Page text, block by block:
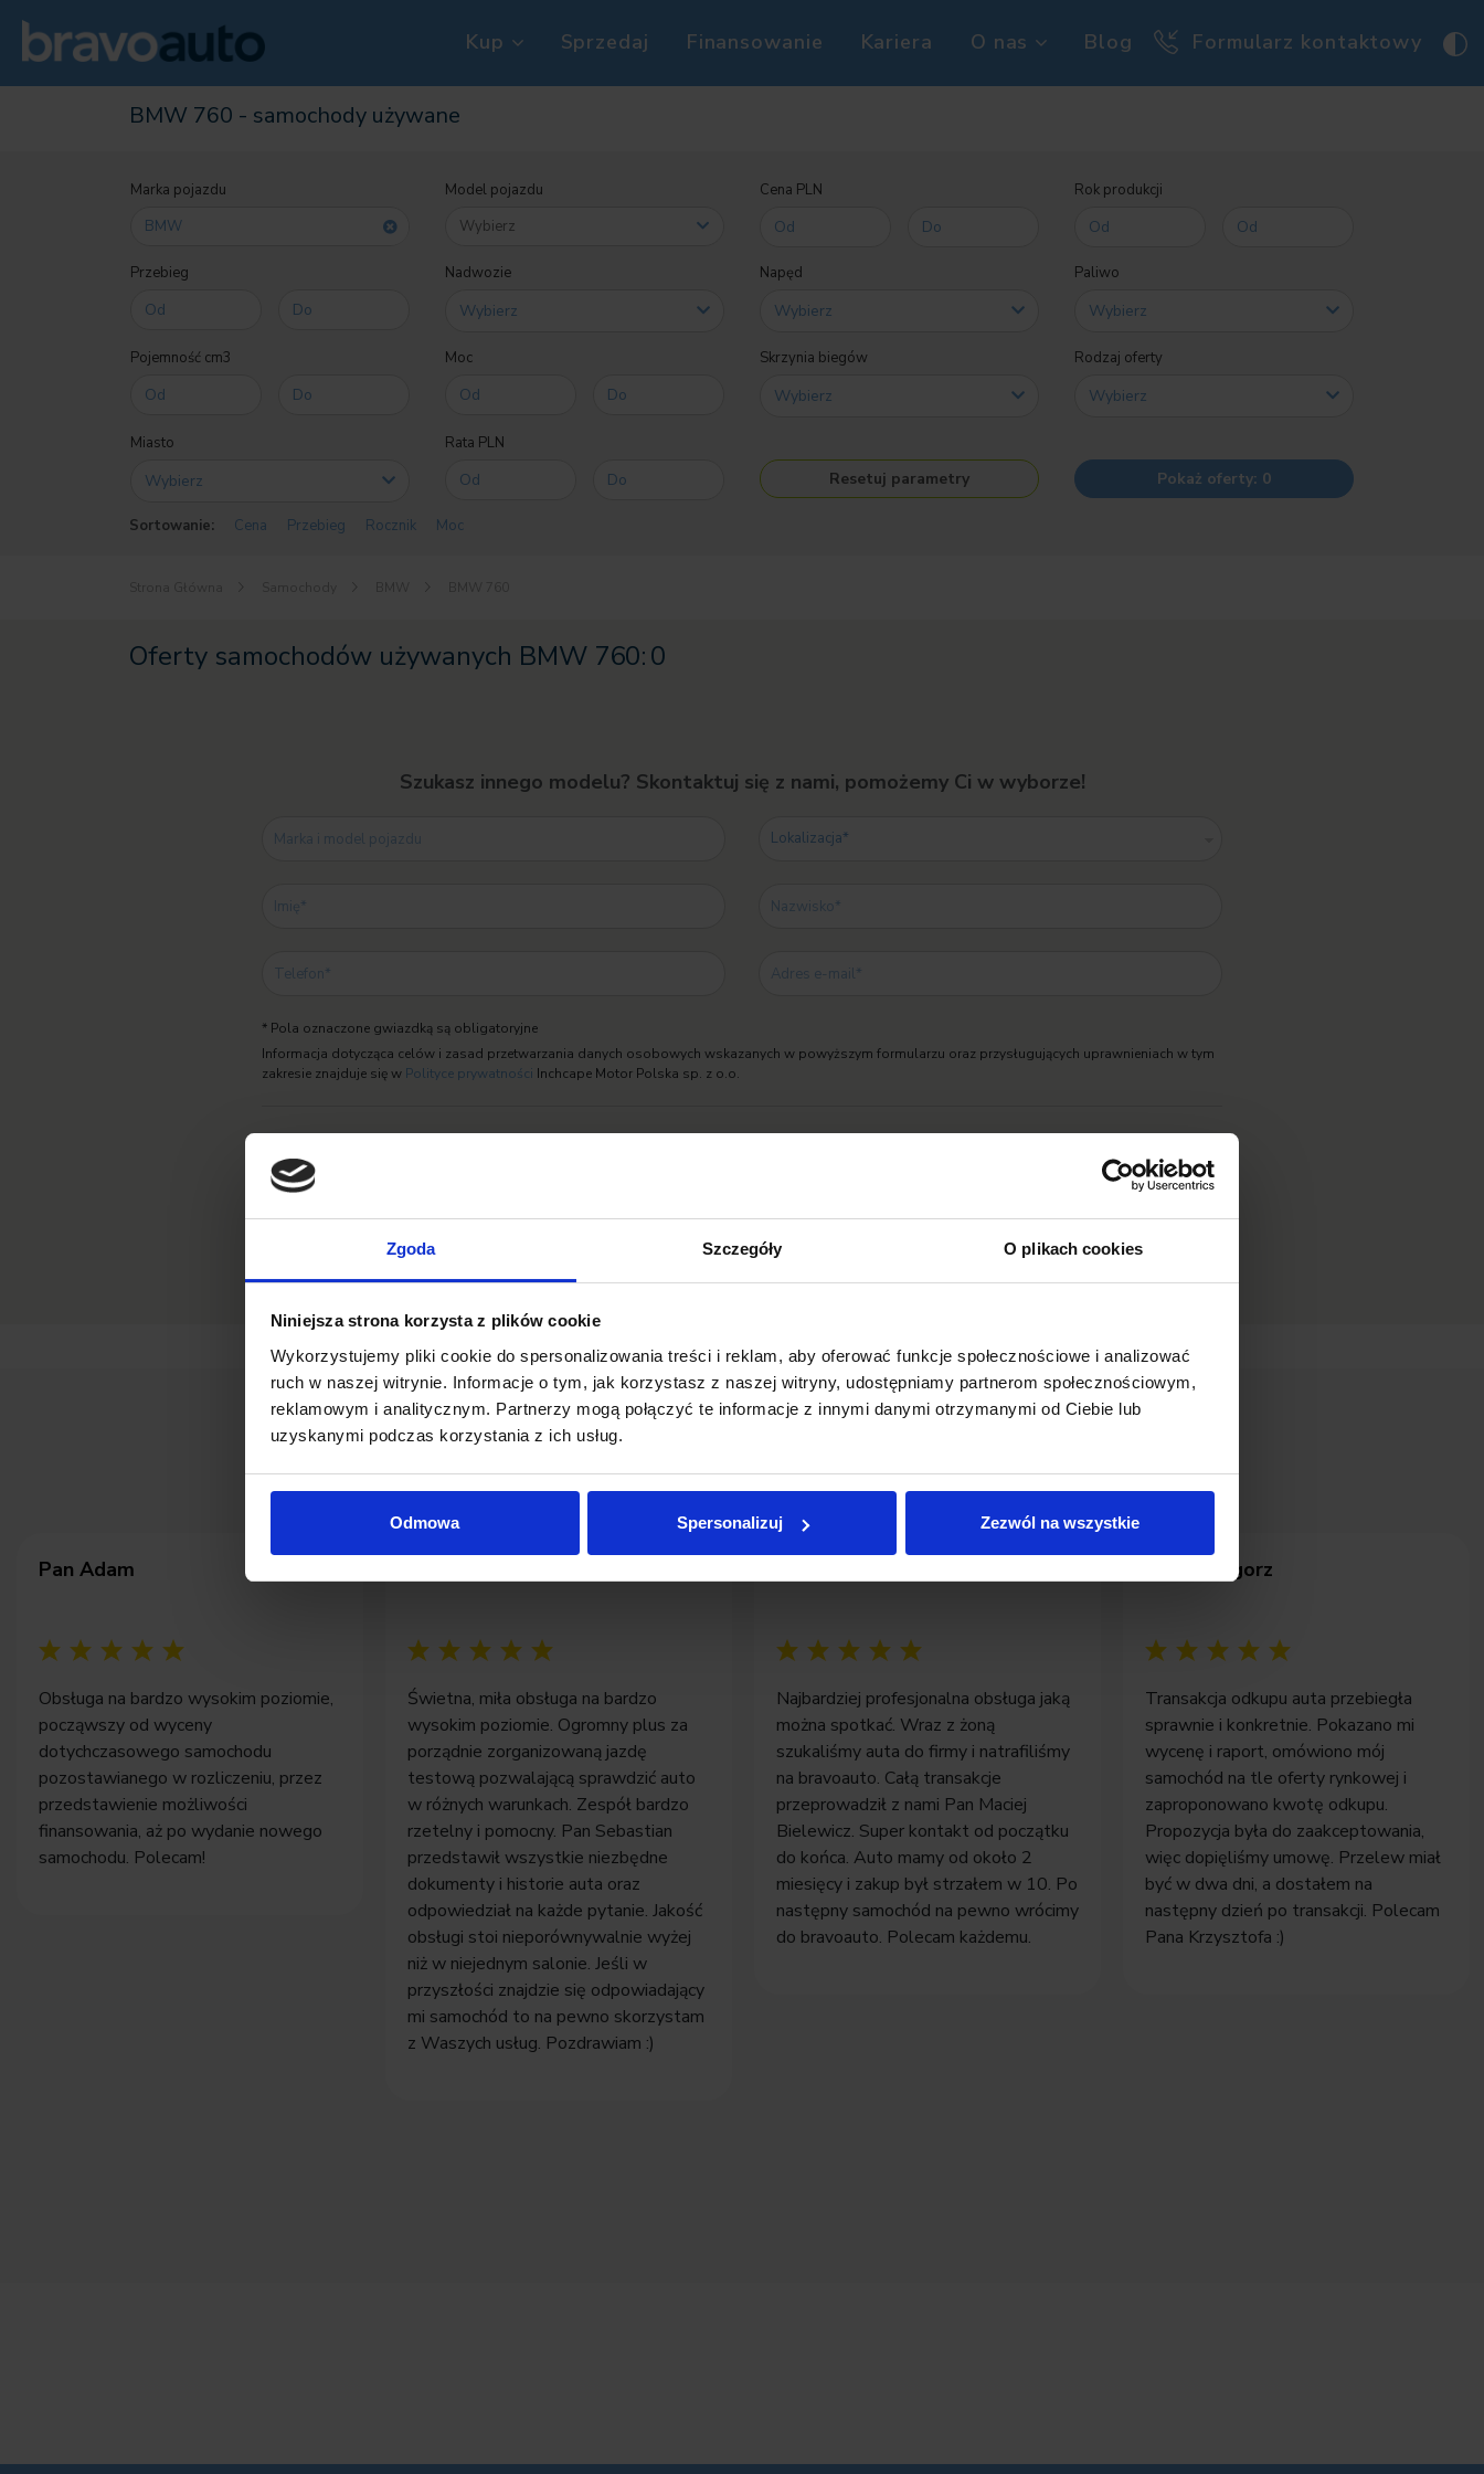
Zgoda Szczegóły O plikach cookies
Niniejsza strona korzysta z plików cookie
Wykorzystujemy pliki cookie do spersonalizowania treści i reklam, aby oferować funkcje społecznościowe i analizować
ruch w naszej witrynie. Informacje o tym, jak korzystasz z naszej witryny, udostępniamy partnerom społecznościowym,
reklamowym i analitycznym. Partnerzy mogą połączyć te informacje z innymi danymi otrzymanymi od Ciebie lub
uzyskanymi podczas korzystania z ich usług.
Odmowa Spersonalizuj Zezwól na wszystkie
Kup Sprzedaj Finansowanie Kariera O nas Blog Formularz kontaktowy
BMW 760 - samochody używane
Marka pojazdu
BMW
Model pojazdu Cena PLN Rok produkcji
Przebieg Nadwozie Napęd Paliwo
Pojemność cm3 Moc Skrzynia biegów Rodzaj oferty
Miasto Rata PLN
Resetuj parametry Pokaż oferty: 0
Sortowanie: Cena Przebieg Rocznik Moc
Oferty samochodów używanych BMW 760:0
Szukasz innego modelu? Skontaktuj się z nami, pomożemy Ci w wyborze!
* Pola oznaczone gwiazdką są obligatoryjne
Informacja dotycząca celów i zasad przetwarzania danych osobowych wskazanych w powyższym formularzu oraz przysługujących uprawnieniach w tym
zakresie znajduje się w Polityce prywatności Inchcape Motor Polska sp. z o.o.
Zaznacz zgody na komunikację marketingową
Opinie Klientów
Pan Adam
Obsługa na bardzo wysokim poziomie,
począwszy od wyceny
dotychczasowego samochodu
pozostawianego w rozliczeniu, przez
przedstawienie możliwości
finansowania, aż po wydanie nowego
samochodu. Polecam!
Świetna, miła obsługa na bardzo
wysokim poziomie. Ogromny plus za
porządnie zorganizowaną jazdę
testową pozwalającą sprawdzić auto
w różnych warunkach. Zespół bardzo
rzetelny i pomocny. Pan Sebastian
przedstawił wszystkie niezbędne
dokumenty i historie auta oraz
odpowiedział na każde pytanie. Jakość
obsługi stoi nieporównywalnie wyżej
niż w niejednym salonie. Jeśli w
przyszłości znajdzie się odpowiadający
mi samochód to na pewno skorzystam
z Waszych usług. Pozdrawiam :)
Najbardziej profesjonalna obsługa jaką
można spotkać. Wraz z żoną
szukaliśmy auta do firmy i natrafiliśmy
na bravoauto. Całą transakcje
przeprowadził z nami Pan Maciej
Bielewicz. Super kontakt od początku
do końca. Auto mamy od około 2
miesięcy i zakup był strzałem w 10. Po
następny samochód na pewno wrócimy
do bravoauto. Polecam każdemu.
Pan Grzegorz
Transakcja odkupu auta przebiegła
sprawnie i konkretnie. Pokazano mi
wycenę i raport, omówiono mój
samochód na tle oferty rynkowej i
zaproponowano kwotę odkupu.
Propozycja była do zaakceptowania,
więc dopięliśmy umowę. Przelew miał
być w dwa dni, a dostałem na
następny dzień po transakcji. Polecam
Pana Krzysztofa :)